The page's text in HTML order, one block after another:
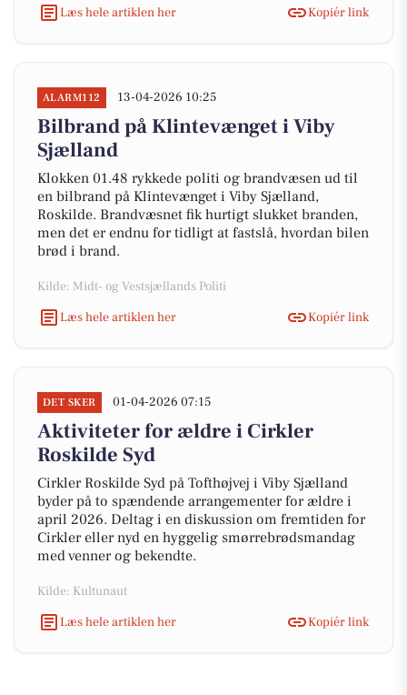
Læs hele artiklen her
Kopiér link
ALARM112 13-04-2026 10:25
Bilbrand på Klintevænget i Viby
Sjælland
Klokken 01.48 rykkede politi og brandvæsen ud til
en bilbrand på Klintevænget i Viby Sjælland,
Roskilde. Brandvæsnet fik hurtigt slukket branden,
men det er endnu for tidligt at fastslå, hvordan bilen
brød i brand.
Kilde: Midt- og Vestsjællands Politi
Læs hele artiklen her
Kopiér link
DET SKER 01-04-2026 07:15
Aktiviteter for ældre i Cirkler
Roskilde Syd
Cirkler Roskilde Syd på Tofthøjvej i Viby Sjælland
byder på to spændende arrangementer for ældre i
april 2026. Deltag i en diskussion om fremtiden for
Cirkler eller nyd en hyggelig smørrebrødsmandag
med venner og bekendte.
Kilde: Kultunaut
Læs hele artiklen her
Kopiér link